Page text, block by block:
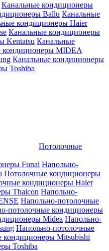
Канальные кондиционеры
Ballu Канальные
кондиционеры Haier
Канальные кондиционеры
Kentatsu Канальные
кондиционеры MIDEA
Канальные кондиционеры
Toshiba
Потолочные
Funai Напольно-
Потолочные кондиционеры
кондиционеры Haier
Thaicon Напольно-
Напольно-потолочные
потолочные кондиционеры
Midea Напольно-
Напольно-потолочные
кондиционеры Mitsubishi
Toshiba